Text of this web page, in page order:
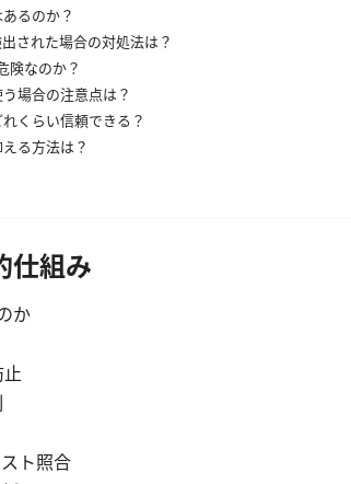
るのか？
された場合の対処法は？
険なのか？
場合の注意点は？
くらい信頼できる？
る方法は？
仕組み
か
ト照合